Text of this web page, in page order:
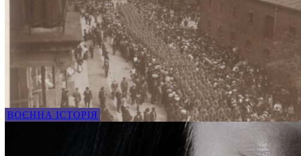
ВОЄННА ІСТОРІЯ